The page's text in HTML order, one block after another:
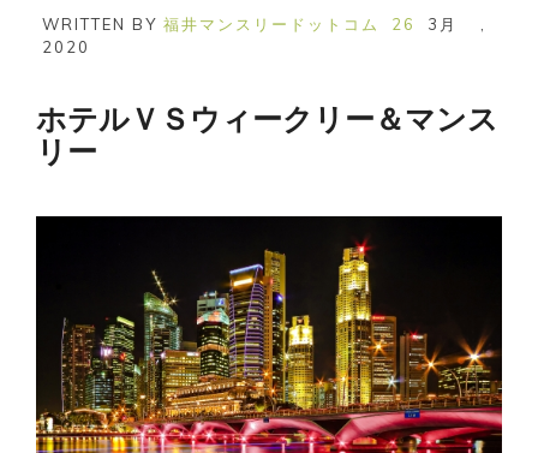
WRITTEN BY 福井マンスリードットコム 26 3月
,
2020
ホテルＶＳウィークリー＆マンス
リー